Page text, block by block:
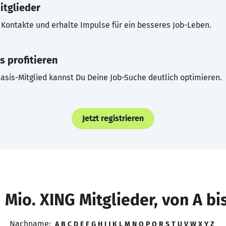
und erhalte Impulse für ein besseres Job-Leben.
profitieren
Mitglied kannst Du Deine Job-Suche deutlich optimieren.
Jetzt registrieren
Mio. XING Mitglieder, von A
Nachname: A B C D E F G H I J K L M N O P Q R S T U V W X Y Z